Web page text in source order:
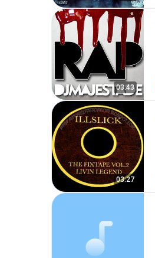
03:43
03:27